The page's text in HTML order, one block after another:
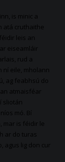
is minic a
atá cruthaithe
leis an
eiseamláir
rud a
ní eile, mholann
ag feabhsú do
atmaisféar
sliotán
mó. Bí
mar is féidir le
ar do turas
agus lig don cur